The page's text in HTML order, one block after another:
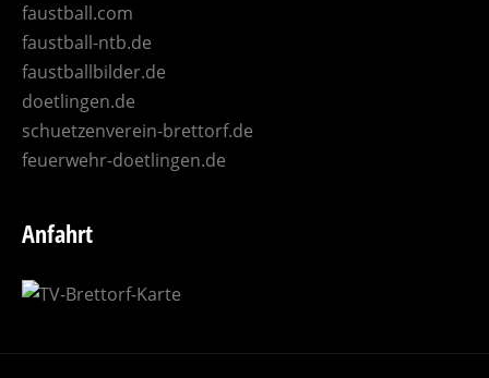
faustball.com
faustball-ntb.de
faustballbilder.de
doetlingen.de
schuetzenverein-brettorf.de
feuerwehr-doetlingen.de
Anfahrt